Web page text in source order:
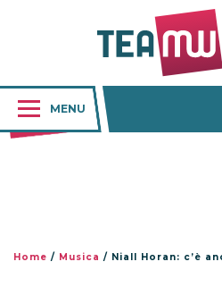
MENU
Home / Musica / Niall Horan: c’è anche